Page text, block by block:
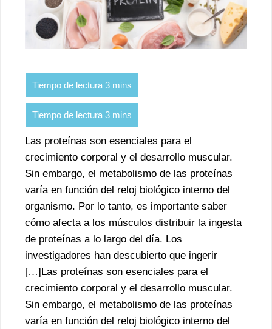
Las proteínas son esenciales para el
crecimiento corporal y el desarrollo muscular.
Sin embargo, el metabolismo de las proteínas
varía en función del reloj biológico interno del
organismo. Por lo tanto, es importante saber
cómo afecta a los músculos distribuir la ingesta
de proteínas a lo largo del día. Los
investigadores han descubierto que ingerir
[…]Las proteínas son esenciales para el
crecimiento corporal y el desarrollo muscular.
Sin embargo, el metabolismo de las proteínas
varía en función del reloj biológico interno del